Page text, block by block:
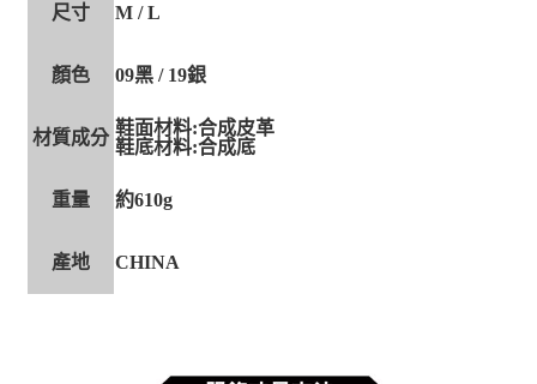
尺寸 M / L
顏色 09黑 / 19銀
材質成分 鞋面材料:合成皮革
鞋底材料:合成底
重量 約610g
產地 CHINA